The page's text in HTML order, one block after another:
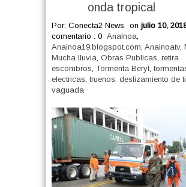
onda tropical
Por: Conecta2 News on julio 10,
comentario : 0 AnaInoa,
Anainoa19.blogspot.com, Anainoatv,
Mucha lluvia, Obras Publicas, retira
escombros, Tormenta Beryl,
electricas, truenos. deslizamiento de
vaguada